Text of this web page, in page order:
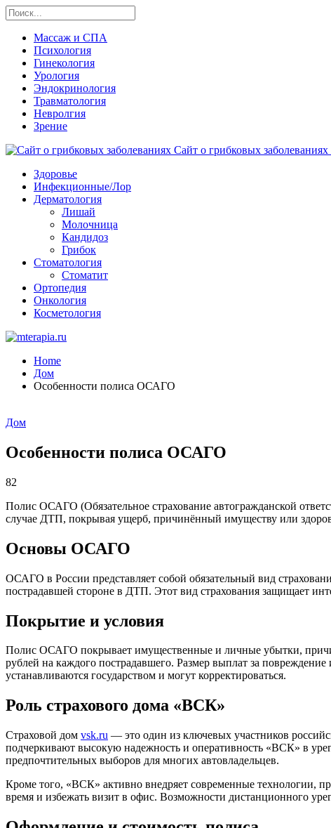
Массаж и СПА
Психология
Гинекология
Урология
Эндокринология
Травматология
Невролгия
Зрение
Сайт о грибковых
Здоровье
Инфекционные/Лор
Дерматология
Лишай
Молочница
Кандидоз
Грибок
Стоматология
Стоматит
Ортопедия
Онкология
Косметология
Home
Дом
Особенности полиса ОСАГО
Дом
Особенности полиса ОСАГО
82
Полис ОСАГО (Обязательное страхование автогражданской
случае ДТП, покрывая ущерб, причинённый имуществу или
Основы ОСАГО
ОСАГО в России представляет собой обязательный вид
пострадавшей стороне в ДТП. Этот вид страхования защищает
Покрытие и условия
Полис ОСАГО покрывает имущественные и личные убытки,
рублей на каждого пострадавшего. Размер выплат за
устанавливаются государством и могут корректироваться.
Роль страхового дома «ВСК»
Страховой дом vsk.ru — это один из ключевых участников
подчеркивают высокую надежность и оперативность «ВСК» в
предпочтительных выборов для многих автовладельцев.
Кроме того, «ВСК» активно внедряет современные технологии,
время и избежать визит в офис. Возможности дистанционного